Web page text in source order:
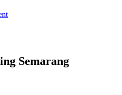
Semarang